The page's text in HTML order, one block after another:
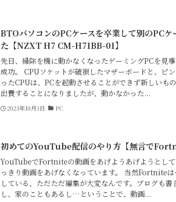
BTOパソコンのPCケースを卒業して別のPCケ
た【NZXT H7 CM-H71BB-01】
先日、掃除を機に動かなくなったゲーミングPCを見
成功。 CPUソケットが破損したマザーボードと、ピ
ったCPUは、PCを起動させることができず新しいも
出費することになりましたが、動かなかった...
2023年10月3日 PC
初めてのYouTube配信のやり方【無言で
YouTubeでFortniteの動画をあげようあげようとして
っきり動画をあげなくなっています。 当然Fortnite
している、ただただ編集が大変なんです。ブログも書
し、家のこともあるし…ということで、動画...